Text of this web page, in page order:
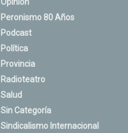
Peronismo 80 Años
Podcast
Política
Provincia
Radioteatro
Salud
Sin Categoría
Sindicalismo Internacional